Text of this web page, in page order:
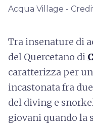
Acqua Village -
Tra insenature di
del Quercetano di
caratterizza per
incastonata fra
del diving e
giovani quando la